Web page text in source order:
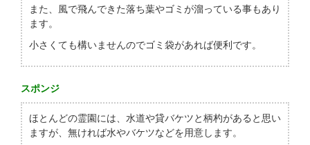
また、風で飛んできた落ち葉やゴミが溜っている事もあり
ます。
小さくても構いませんのでゴミ袋があれば便利です。
スポンジ
ほとんどの霊園には、水道や貸バケツと柄杓があると思い
ますが、無ければ水やバケツなどを用意します。